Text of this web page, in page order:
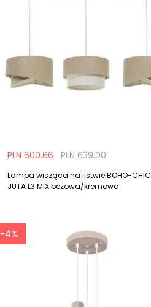
PLN 639.00
PLN 600.66
Lampa wisząca na listwie BOHO-CHIC
JUTA L3 MIX beżowa/kremowa
-4%